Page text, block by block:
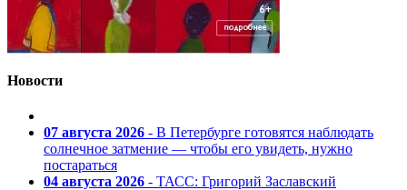
Новости
07 августа 2026 - В Петербурге готовятся наблюдать
солнечное затмение — чтобы его увидеть, нужно
постараться
04 августа 2026 - ТАСС: Григорий Заславский